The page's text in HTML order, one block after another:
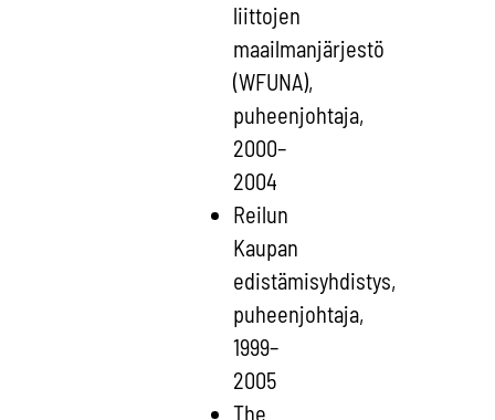
liittojen
maailmanjärjestö
(WFUNA),
puheenjohtaja,
2000–
2004
Reilun
Kaupan
edistämisyhdistys,
puheenjohtaja,
1999–
2005
The